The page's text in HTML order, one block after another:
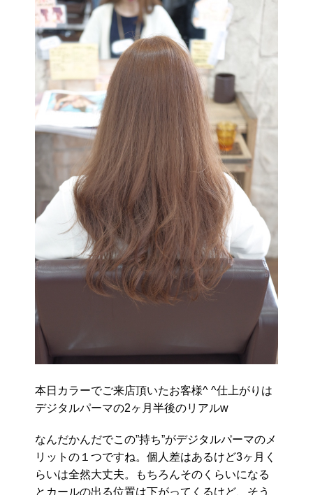
本日カラーでご来店頂いたお客様^ ^仕上がりは
デジタルパーマの2ヶ月半後のリアルw
なんだかんだでこの”持ち”がデジタルパーマのメ
リットの１つですね。個人差はあるけど3ヶ月く
らいは全然大丈夫。もちろんそのくらいになる
とカールの出る位置は下がってくるけど、そう